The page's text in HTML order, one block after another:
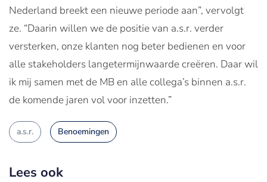
Nederland breekt een nieuwe periode aan”, vervolgt
ze. “Daarin willen we de positie van a.s.r. verder
versterken, onze klanten nog beter bedienen en voor
alle stakeholders langetermijnwaarde creëren. Daar wil
ik mij samen met de MB en alle collega’s binnen a.s.r.
de komende jaren vol voor inzetten.”
a.s.r. Benoemingen
Lees ook